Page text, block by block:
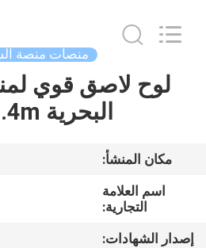
أشرطة
Quanzhou
منصات منصة
لوح لاصق قوي
البحرية 1.2x2.4m
مكان المنشأ:
اسم العلامة
التجارية:
إصدار الشهادات: